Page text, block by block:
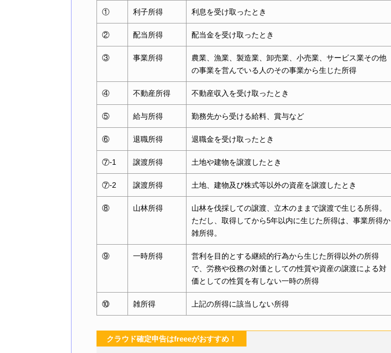
① 利子所得 利息を受け取ったとき
② 配当所得 配当金を受け取ったとき
③ 事業所得
農業、漁業、製造業、卸売業、小売業、サービス業その他
の事業を営んでいる人のその事業から生じた所得
④ 不動産所得 不動産収入を受け取ったとき
⑤ 給与所得 勤務先から受ける給料、賞与など
⑥ 退職所得 退職金を受け取ったとき
⑦-1 譲渡所得 土地や建物を譲渡したとき
⑦-2 譲渡所得 土地、建物及び株式等以外の資産を譲渡したとき
⑧ 山林所得
山林を伐採しての譲渡、立木のままで譲渡で生じる所得。
ただし、取得してから5年以内に生じた所得は、事業所得か
雑所得。
⑨ 一時所得
営利を目的とする継続的行為から生じた所得以外の所得
で、労務や役務の対価としての性質や資産の譲渡による対
価としての性質を有しない一時の所得
⑩ 雑所得 上記の所得に該当しない所得
クラウド確定申告はfreeeがおすすめ！